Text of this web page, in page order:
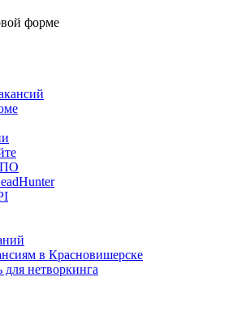
форме
ПО
в Красновишерске
для нетворкинга